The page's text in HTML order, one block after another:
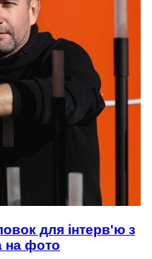
для інтерв'ю з
на фото